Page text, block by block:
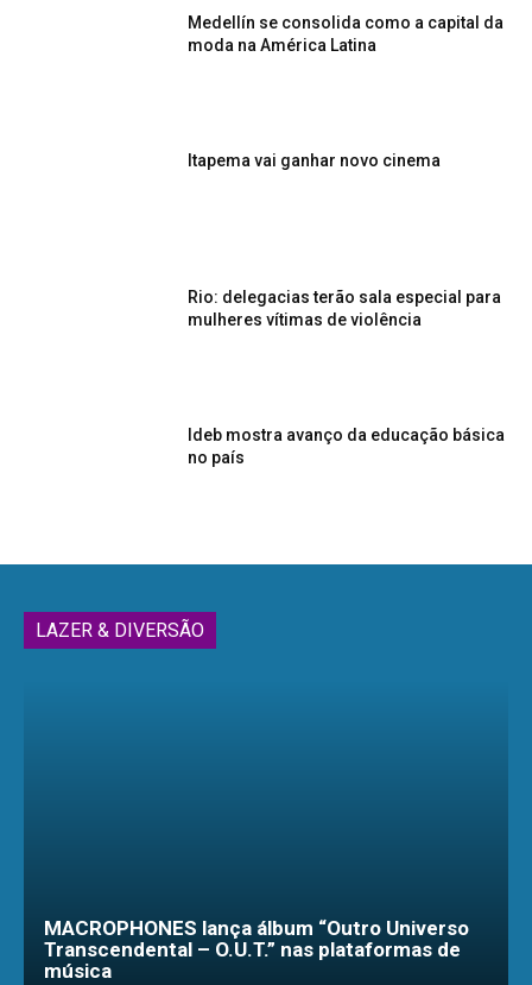
Medellín se consolida como a capital da
moda na América Latina
Itapema vai ganhar novo cinema
Rio: delegacias terão sala especial para
mulheres vítimas de violência
Ideb mostra avanço da educação básica
no país
LAZER & DIVERSÃO
MACROPHONES lança álbum “Outro Universo
Transcendental – O.U.T.” nas plataformas de
música